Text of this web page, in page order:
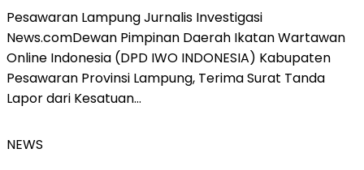
Pesawaran Lampung Jurnalis Investigasi
News.comDewan Pimpinan Daerah Ikatan Wartawan
Online Indonesia (DPD IWO INDONESIA) Kabupaten
Pesawaran Provinsi Lampung, Terima Surat Tanda
Lapor dari Kesatuan…
NEWS